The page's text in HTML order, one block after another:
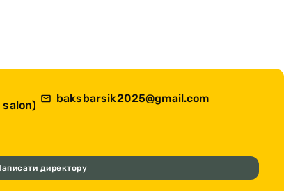
baksbarsik2025@gmail.com
директору